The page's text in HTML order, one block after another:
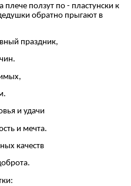
ползут по - пластунски к
обратно прыгают в
праздник,
и удачи
и мечта.
качеств